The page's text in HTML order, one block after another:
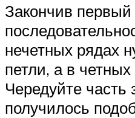
Закончив
нечетных рядах
петли, а в
Чередуйте часть
получилось